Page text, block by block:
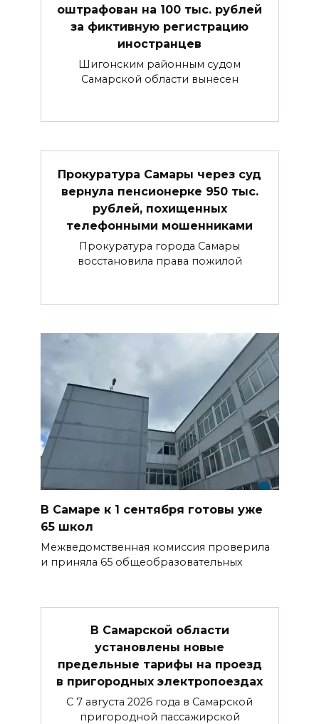
оштрафован на 100 тыс. рублей
за фиктивную регистрацию
иностранцев
Шигонским районным судом
Самарской области вынесен
Прокуратура Самары через суд
вернула пенсионерке 950 тыс.
рублей, похищенных
телефонными мошенниками
Прокуратура города Самары
восстановила права пожилой
В Самаре к 1 сентября готовы уже
65 школ
Межведомственная комиссия проверила
и приняла 65 общеобразовательных
В Самарской области
установлены новые
предельные тарифы на проезд
в пригородных электропоездах
С 7 августа 2026 года в Самарской
пригородной пассажирской